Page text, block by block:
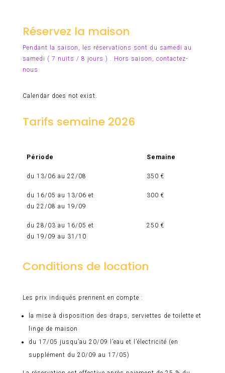
Réservez la maison
Pendant la saison, les réservations sont du samedi au
samedi ( 7 nuits / 8 jours ) . Hors saison, contactez-
nous
Calendar does not exist.
Tarifs semaine 2026
Période Semaine
du 13/06 au 22/08 350 €
du 16/05 au 13/06 et
du 22/08 au 19/09
300 €
du 28/03 au 16/05 et
du 19/09 au 31/10
250 €
Conditions de location
Les prix indiqués prennent en compte :
la mise à disposition des draps, serviettes de toilette et
linge de maison
du 17/05 jusqu’au 20/09 l’eau et l’électricité (en
supplément du 20/09 au 17/05)